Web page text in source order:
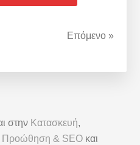
Επόμενο »
στην Κατασκευή,
Προώθηση & SEO και